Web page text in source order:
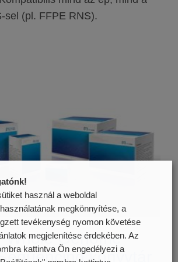
sel (pl. FFPE RNS).
Whole Genome
könyvtár
használ a weboldal
megkönnyítése, a
tevékenység nyomon követése
megjelenítése érdekében. Az
kattintva Ön engedélyezi a